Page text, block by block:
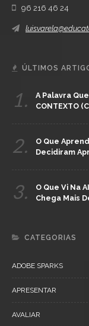
96 216 46 24
ÚLTIMOS
1.
A Palavra
CONTEXTO
2.
O Que
Decidiram
3.
O Que Vi Na
Chega Mais
CATEGORIAS
ADOBE SPARKS
APRESENTAR
AVALIAR